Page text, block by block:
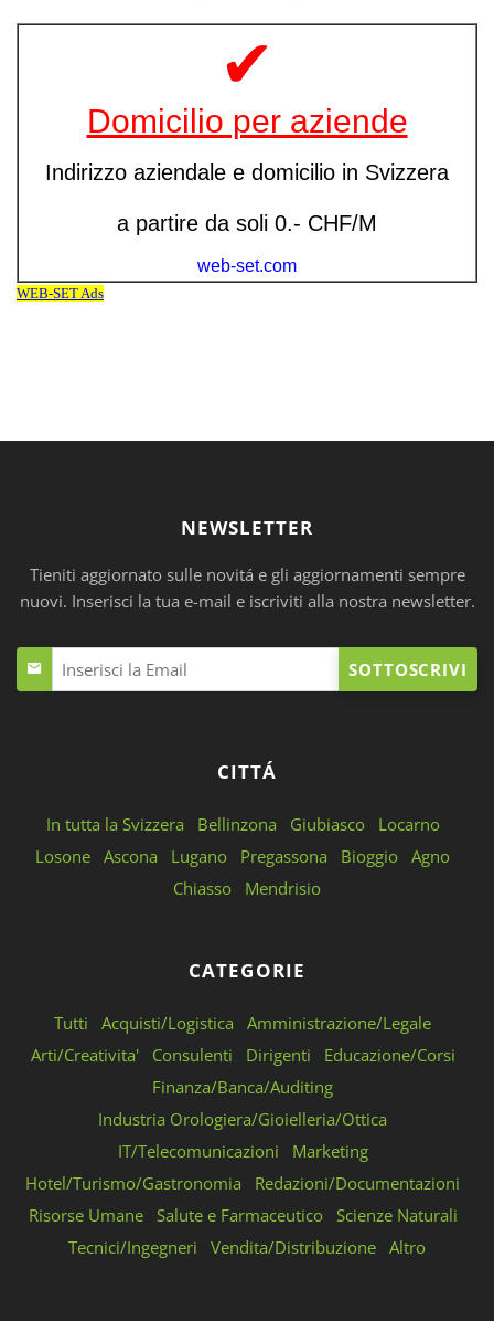
NEWSLETTER
Tieniti aggiornato sulle novitá e gli aggiornamenti sempre
nuovi. Inserisci la tua e-mail e iscriviti alla nostra newsletter.
SOTTOSCRIVI
CITTÁ
In tutta la Svizzera Bellinzona Giubiasco
Locarno
Losone Ascona Lugano Pregassona Bioggio Agno
Chiasso
Mendrisio
CATEGORIE
Tutti Acquisti/Logistica
Amministrazione/Legale
Arti/Creativita'
Consulenti Dirigenti
Educazione/Corsi
Finanza/Banca/Auditing
Industria Orologiera/Gioielleria/Ottica
IT/Telecomunicazioni
Marketing
Hotel/Turismo/Gastronomia
Redazioni/Documentazioni
Risorse Umane
Salute e Farmaceutico
Scienze Naturali
Tecnici/Ingegneri
Vendita/Distribuzione Altro